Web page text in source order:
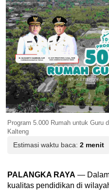
Program 5.000 Rumah untuk Guru
Kalteng
Estimasi waktu baca: 2 menit
PALANGKA RAYA — Dalam
kualitas pendidikan di